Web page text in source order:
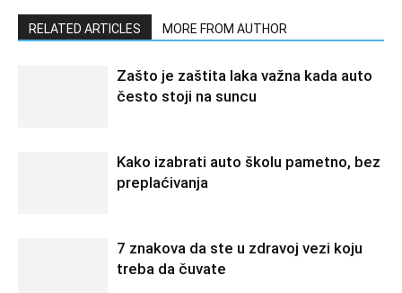
RELATED ARTICLES MORE FROM AUTHOR
Zašto je zaštita laka važna kada auto
često stoji na suncu
Kako izabrati auto školu pametno, bez
preplaćivanja
7 znakova da ste u zdravoj vezi koju
treba da čuvate